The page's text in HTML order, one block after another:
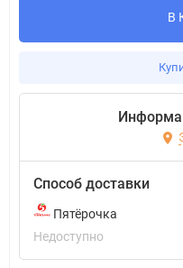
В
Способ доставки
Пятёрочка
Недоступно